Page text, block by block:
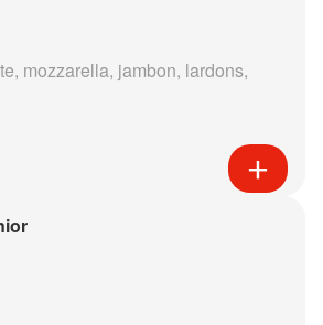
mozzarella, jambon, lardons,